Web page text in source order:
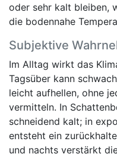
oder sehr kalt bleiben,
die bodennahe
Subjektive
Im Alltag wirkt das
Tagsüber kann
leicht aufhellen, ohne
vermitteln. In
schneidend kalt; in
entsteht ein
und nachts verstärkt